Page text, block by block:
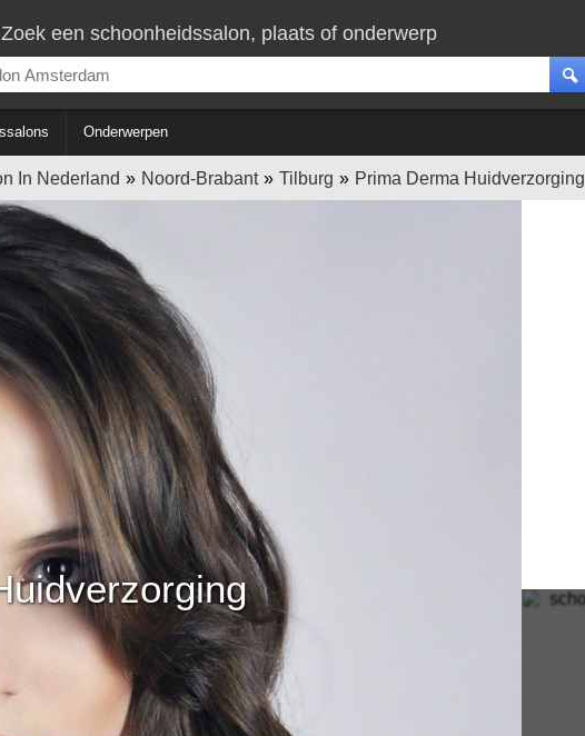
Zoek een schoonheidssalon, plaats of onderwerp
Onderwerpen
In Nederland Noord-Brabant Tilburg Prima Derma Huidverzorging